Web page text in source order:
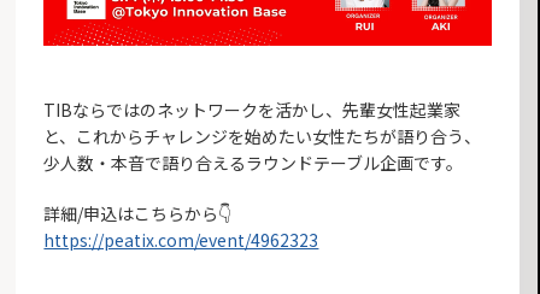
TIBならではのネットワークを活かし、先輩女性起業家
と、これからチャレンジを始めたい女性たちが語り合う、
少人数・本音で語り合えるラウンドテーブル企画です。
詳細/申込はこちらから👇
https://peatix.com/event/4962323